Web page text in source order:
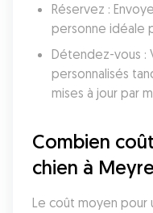
Réservez :
personne idéale
Détendez-vous :
personnalisés
mises à jour par
Combien
chien à
Le coût moyen pour